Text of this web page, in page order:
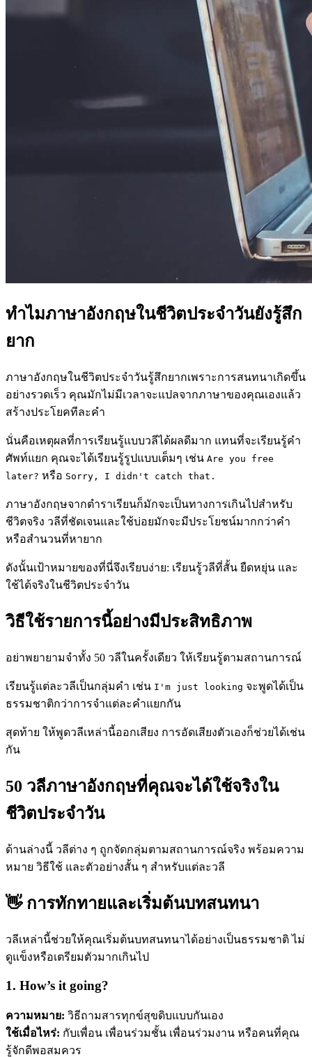
ทำไมภาษาอังกฤษในชีวิตประจำวันยังรู้สึก
ยาก
ภาษาอังกฤษในชีวิตประจำวันรู้สึกยากเพราะการสนทนาเกิดขึ้น
อย่างรวดเร็ว คุณมักไม่มีเวลาจะแปลจากภาษาของคุณเองแล้ว
สร้างประโยคทีละคำ
นั่นคือเหตุผลที่การเรียนรู้แบบวลีได้ผลดีมาก แทนที่จะเรียนรู้คำ
ศัพท์แยก คุณจะได้เรียนรู้รูปแบบเต็มๆ เช่น Are you free
later? หรือ Sorry, I didn't catch that.
ภาษาอังกฤษจากตำราเรียนก็มักจะเป็นทางการเกินไปสำหรับ
ชีวิตจริง วลีที่ชัดเจนและใช้บ่อยมักจะมีประโยชน์มากกว่าคำ
หรือสำนวนที่หายาก
ดังนั้นเป้าหมายของที่นี่จึงเรียบง่าย: เรียนรู้วลีที่สั้น ยืดหยุ่น และ
ใช้ได้จริงในชีวิตประจำวัน
วิธีใช้รายการนี้อย่างมีประสิทธิภาพ
อย่าพยายามจำทั้ง 50 วลีในครั้งเดียว ให้เรียนรู้ตามสถานการณ์
เรียนรู้แต่ละวลีเป็นกลุ่มคำ เช่น I'm just looking จะพูดได้เป็น
ธรรมชาติกว่าการจำแต่ละคำแยกกัน
สุดท้าย ให้พูดวลีเหล่านี้ออกเสียง การอัดเสียงตัวเองก็ช่วยได้เช่น
กัน
50 วลีภาษาอังกฤษที่คุณจะได้ใช้จริงใน
ชีวิตประจำวัน
ด้านล่างนี้ วลีต่าง ๆ ถูกจัดกลุ่มตามสถานการณ์จริง พร้อมความ
หมาย วิธีใช้ และตัวอย่างสั้น ๆ สำหรับแต่ละวลี
👋 การทักทายและเริ่มต้นบทสนทนา
วลีเหล่านี้ช่วยให้คุณเริ่มต้นบทสนทนาได้อย่างเป็นธรรมชาติ ไม่
ดูแข็งหรือเตรียมตัวมากเกินไป
1. How’s it going?
ความหมาย: วิธีถามสารทุกข์สุขดิบแบบกันเอง
ใช้เมื่อไหร่: กับเพื่อน เพื่อนร่วมชั้น เพื่อนร่วมงาน หรือคนที่คุณ
รู้จักดีพอสมควร